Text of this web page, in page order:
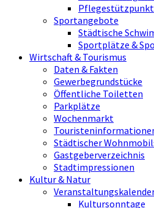
Pflegestützpunkt
Sportangebote
Städtische
Sportplätze &
Wirtschaft & Tourismus
Daten & Fakten
Gewerbegrundstücke
Öffentliche Toiletten
Parkplätze
Wochenmarkt
Städtischer
Gastgeberverzeichnis
Stadtimpressionen
Kultur & Natur
Kultursonntage